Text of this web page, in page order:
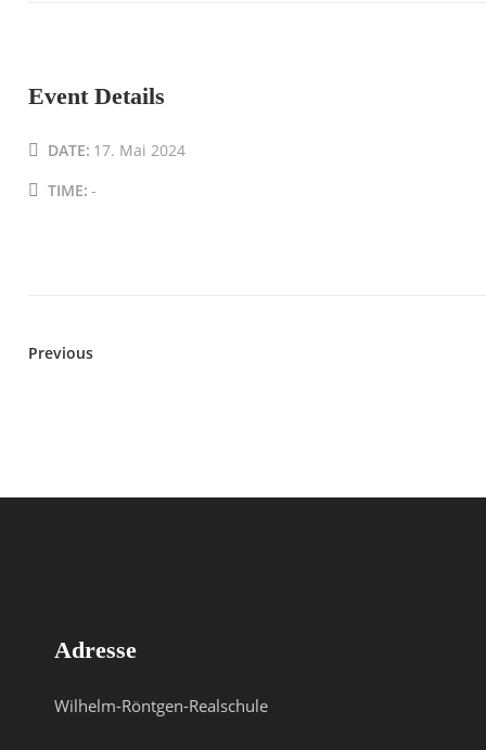
Event Details
DATE: 17. Mai 2024
TIME: -
Previous
Adresse
Wilhelm-Röntgen-Realschule